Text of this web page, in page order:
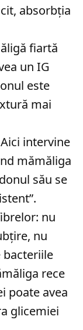
absorbția
fiartă
un IG
este
mai
Aici intervine
mămăliga
său se
nu
nu
bacteriile
rece
poate avea
glicemiei